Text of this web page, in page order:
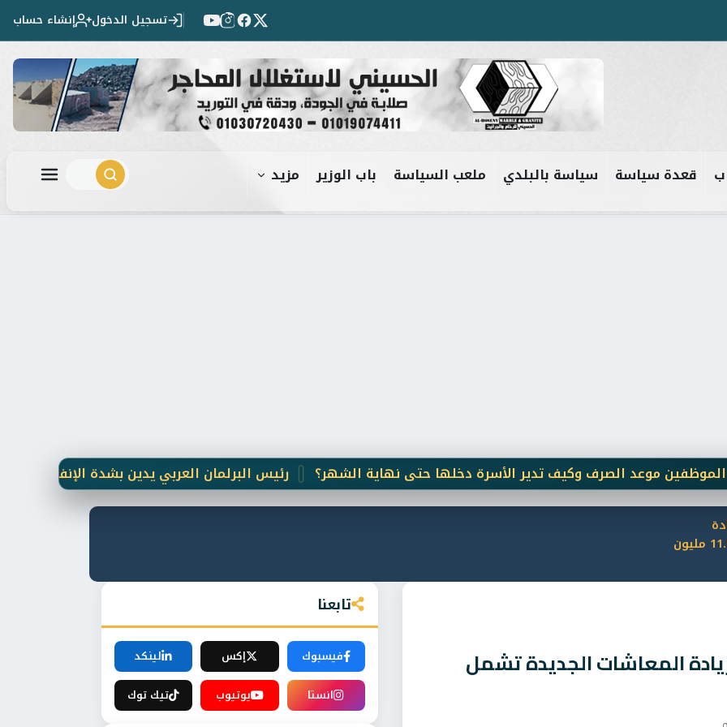
تسجيل الدخول إنشاء حساب
قعدة سياسة سياسة بالبلدي ملعب السياسة باب الوزير مزيد
رئيس البرلمان العربي يدين بشدة الإنفجار الإرهابي
المعاشات الجديدة تشمل 11.5 مليون
المعاشات الجديدة تشمل
تابعنا
فيسبوك إكس
لينكد
انستا
يوتيوب تيك توك